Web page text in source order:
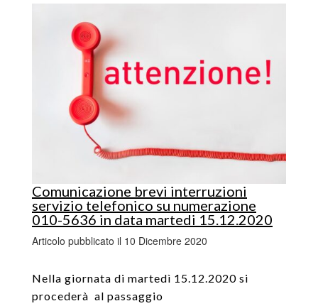
Comunicazione brevi interruzioni
servizio telefonico su numerazione
010-5636 in data martedi 15.12.2020
Articolo pubblicato il 10 Dicembre 2020
Nella giornata di martedì 15.12.2020 si
procederà al passaggio